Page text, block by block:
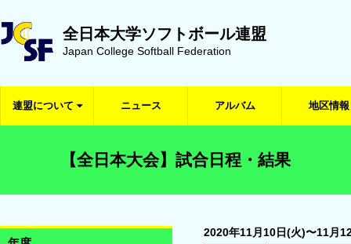
全日本大学ソフトボール連盟
Japan College Softball Federation
連盟について ニュース アルバム 地区情報
【全日本大会】試合日程・結果
2020年11月10日(火)〜11月